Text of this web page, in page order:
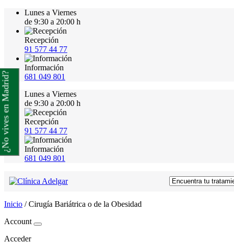
Lunes a Viernes
de 9:30 a 20:00 h
Recepción
91 577 44 77
Información
681 049 801
Lunes a Viernes
de 9:30 a 20:00 h
Recepción
91 577 44 77
Información
681 049 801
Inicio /Cirugía Bariátrica o de la Obesidad
Account
Acceder
¿No vives en Madrid?